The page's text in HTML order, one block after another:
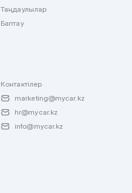
Таңдаулылар
Баптау
Контактілер
marketing@mycar.kz
hr@mycar.kz
info@mycar.kz